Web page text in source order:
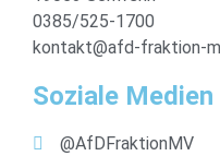
0385/525-1700
kontakt@afd-fraktion-
Soziale Medien
@AfDFraktionMV